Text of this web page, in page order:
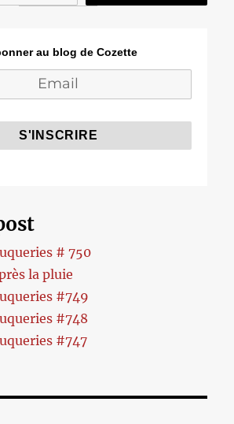
au blog de Cozette
# 750
la pluie
#749
#748
#747